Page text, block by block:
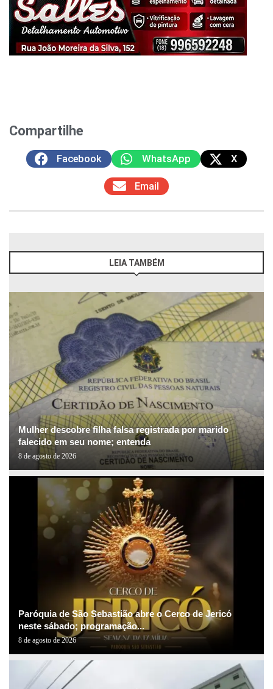
Compartilhe
Facebook WhatsApp X
Email
LEIA TAMBÉM
Mulher descobre filha falsa registrada por marido
falecido em seu nome; entenda
8 de agosto de 2026
Paróquia de São Sebastião abre o Cerco de Jericó
neste sábado; programação...
8 de agosto de 2026